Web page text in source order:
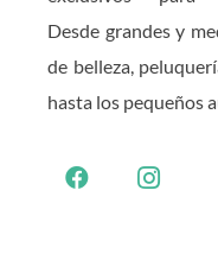
Desde grandes y
de belleza,
hasta los pequeños